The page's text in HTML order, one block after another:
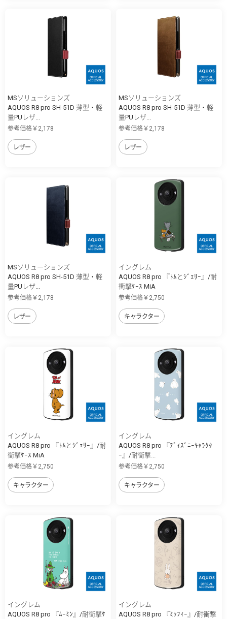
MSソリューションズ
AQUOS R8 pro SH-51D 薄型・軽
量PUレザ...
参考価格￥2,178
レザー
MSソリューションズ
AQUOS R8 pro SH-51D 薄型・軽
量PUレザ...
参考価格￥2,178
レザー
MSソリューションズ
AQUOS R8 pro SH-51D 薄型・軽
量PUレザ...
参考価格￥2,178
レザー
イングレム
AQUOS R8 pro 『ﾄﾑとｼﾞｪﾘｰ』/耐
衝撃ｹｰｽ MiA
参考価格￥2,750
キャラクター
イングレム
AQUOS R8 pro 『ﾄﾑとｼﾞｪﾘｰ』/耐
衝撃ｹｰｽ MiA
参考価格￥2,750
キャラクター
イングレム
AQUOS R8 pro 『ﾃﾞｨｽﾞﾆｰｷｬﾗｸﾀ
ｰ』/耐衝撃...
参考価格￥2,750
キャラクター
イングレム
AQUOS R8 pro 『ﾑｰﾐﾝ』/耐衝撃ｹ
イングレム
AQUOS R8 pro 『ﾐｯﾌｨｰ』/耐衝撃